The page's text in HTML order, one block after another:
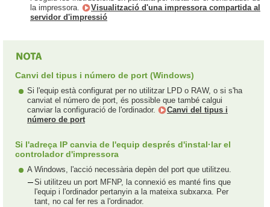
la impressora.
Visualització d'una impressora compartida al
servidor d'impressió
Canvi del tipus i número de port (Windows)
Si l'equip està configurat per no utilitzar LPD o RAW, o si s'ha
canviat el número de port, és possible que també calgui
canviar la configuració de l'ordinador.
Canvi del tipus i
número de port
Si l'adreça IP canvia de l'equip després d'instal·lar el
controlador d'impressora
A Windows, l'acció necessària depèn del port que utilitzeu.
Si utilitzeu un port MFNP, la connexió es manté fins que
l'equip i l'ordinador pertanyin a la mateixa subxarxa. Per
tant, no cal fer res a l'ordinador.